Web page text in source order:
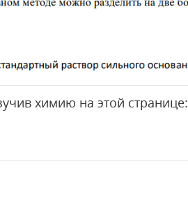
химию на этой странице: